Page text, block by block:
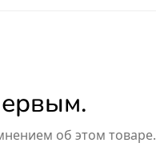
об этом товаре.